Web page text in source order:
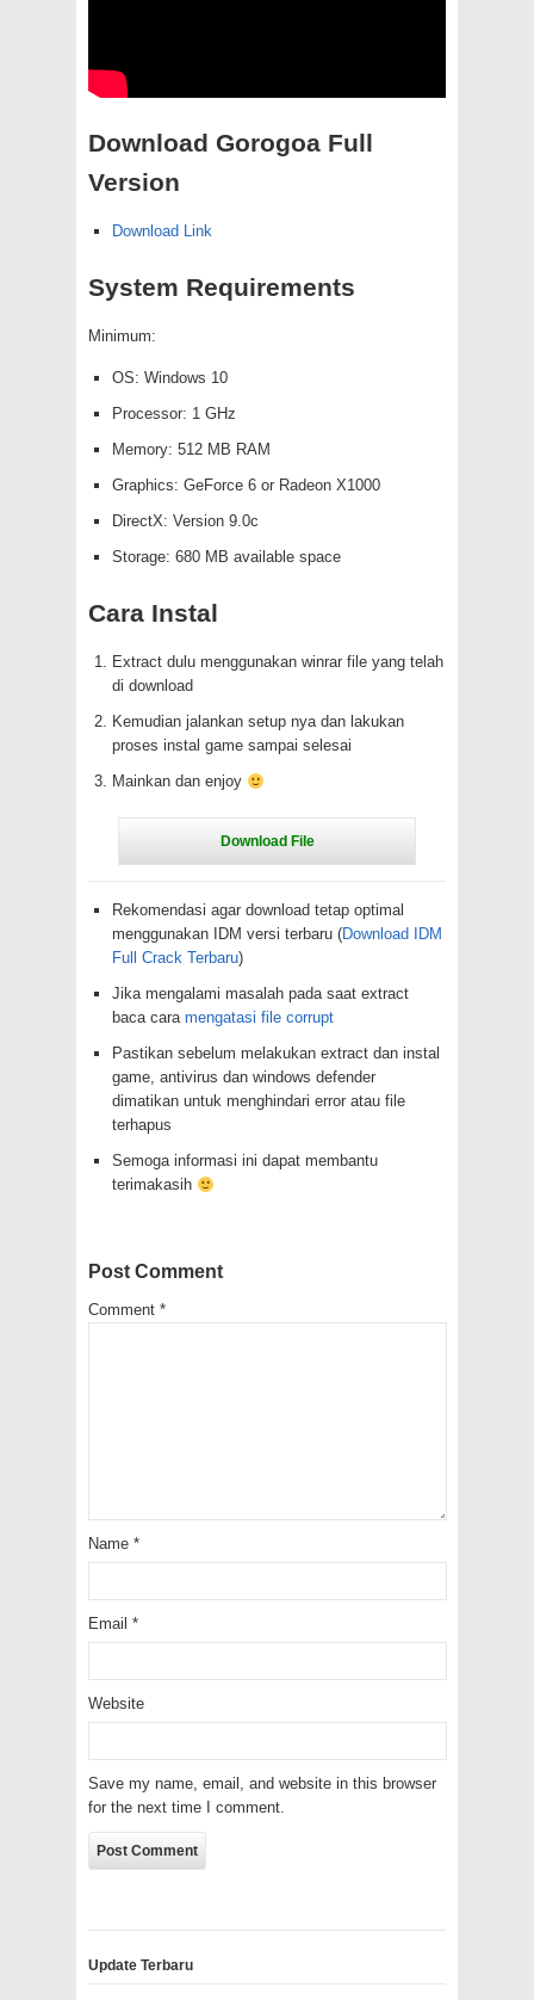
Download Gorogoa Full
Version
Download Link
System Requirements
Minimum:
OS: Windows 10
Processor: 1 GHz
Memory: 512 MB RAM
Graphics: GeForce 6 or Radeon X1000
DirectX: Version 9.0c
Storage: 680 MB available space
Cara Instal
Extract dulu menggunakan winrar file yang telah
di download
Kemudian jalankan setup nya dan lakukan
proses instal game sampai selesai
Mainkan dan enjoy
Rekomendasi agar download tetap optimal
menggunakan IDM versi terbaru (Download IDM
Full Crack Terbaru)
Jika mengalami masalah pada saat extract
baca cara mengatasi file corrupt
Pastikan sebelum melakukan extract dan instal
game, antivirus dan windows defender
dimatikan untuk menghindari error atau file
terhapus
Semoga informasi ini dapat membantu
terimakasih
Post Comment
Comment *
Name *
Email *
Website
Save my name, email, and website in this browser
for the next time I comment.
Update Terbaru